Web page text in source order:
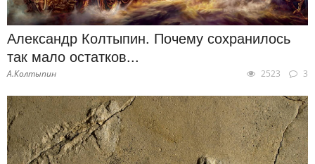
Александр Колтыпин. Почему сохранилось
так мало остатков...
А.Колтыпин 2523 3